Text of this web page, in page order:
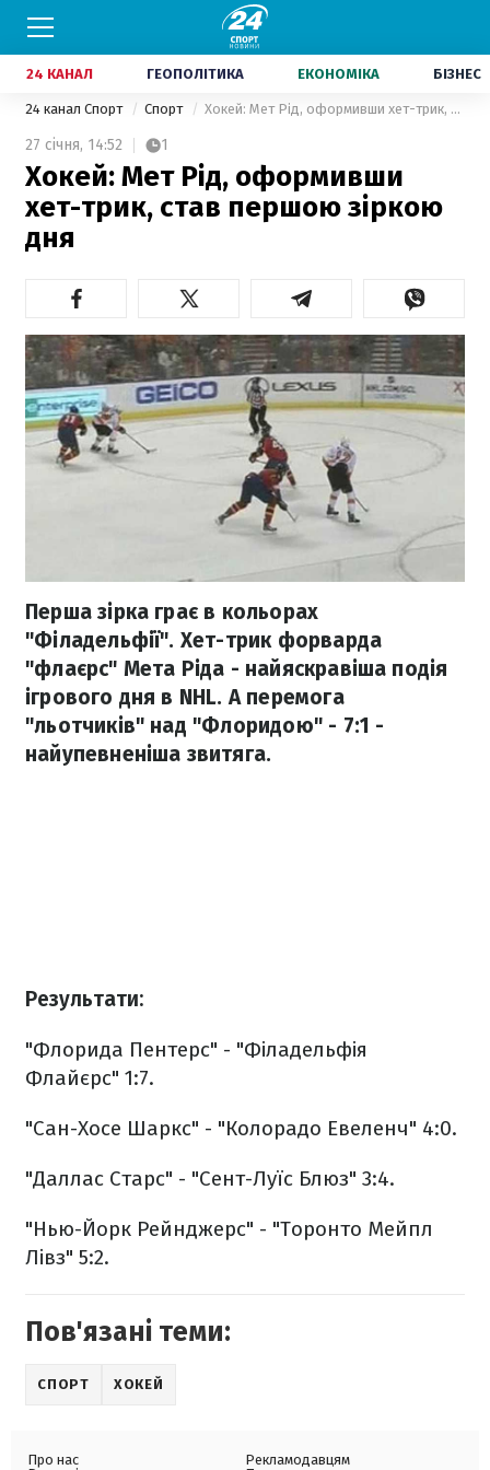
24 КАНАЛ ГЕОПОЛІТИКА ЕКОНОМІКА БІЗНЕС
24 канал Спорт Спорт Хокей: Мет Рід, оформивши хет-трик, став першою зіркою дня
27 січня, 14:52 1
Хокей: Мет Рід, оформивши
хет-трик, став першою зіркою
дня
Перша зірка грає в кольорах
"Філадельфії". Хет-трик форварда
"флаєрс" Мета Ріда - найяскравіша подія
ігрового дня в NHL. А перемога
"льотчиків" над "Флоридою" - 7:1 -
найупевненіша звитяга.
Результати:
"Флорида Пентерс" - "Філадельфія
Флайєрс" 1:7.
"Сан-Хосе Шаркс" - "Колорадо Евеленч" 4:0.
"Даллас Старс" - "Сент-Луїс Блюз" 3:4.
"Нью-Йорк Рейнджерс" - "Торонто Мейпл
Лівз" 5:2.
Пов'язані теми:
СПОРТ ХОКЕЙ
Про нас
Рекламодавцям